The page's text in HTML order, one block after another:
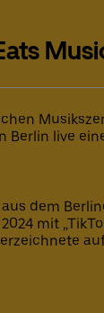
Berlin live
dem
mit